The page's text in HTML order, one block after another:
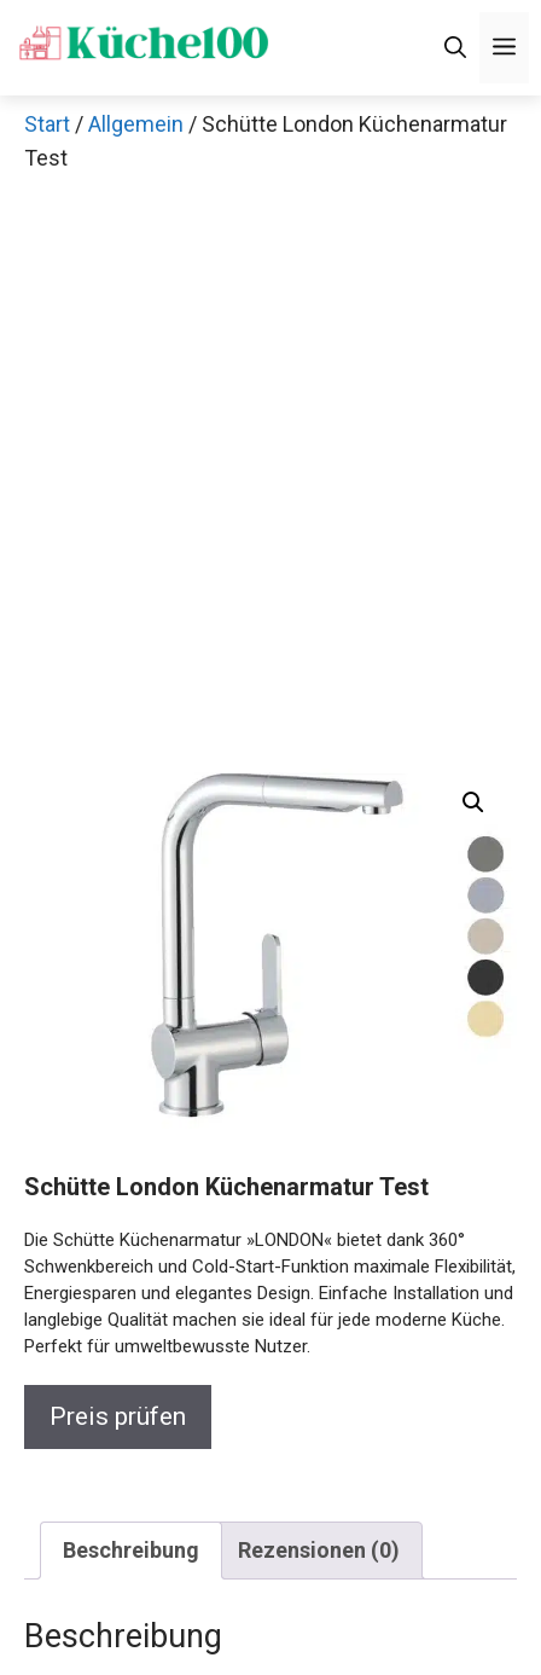
Inhalt
Start /Allgemein / Schütte London Küchenarmatur
Test
Schütte London Küchenarmatur Test
Die Schütte Küchenarmatur »LONDON« bietet dank 360°
Schwenkbereich und Cold-Start-Funktion maximale Flexibilität,
Energiesparen und elegantes Design. Einfache Installation und
langlebige Qualität machen sie ideal für jede moderne Küche.
Perfekt für umweltbewusste Nutzer.
Preis prüfen
Beschreibung Rezensionen (0)
Beschreibung